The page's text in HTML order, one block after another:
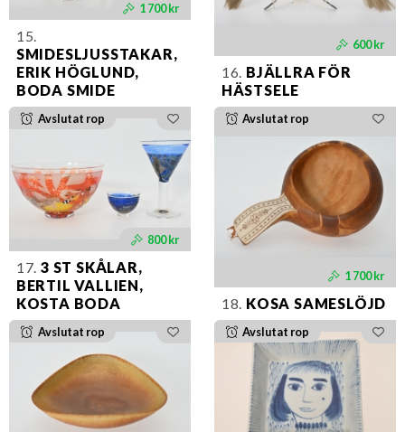
1 700 kr
15.
SMIDESLJUSSTAKAR,
ERIK HÖGLUND,
BODA SMIDE
600 kr
16. BJÄLLRA FÖR
HÄSTSELE
Avslutat rop
800 kr
17. 3 ST SKÅLAR,
BERTIL VALLIEN,
KOSTA BODA
Avslutat rop
1 700 kr
18. KOSA SAMESLÖJD
Avslutat rop Avslutat rop